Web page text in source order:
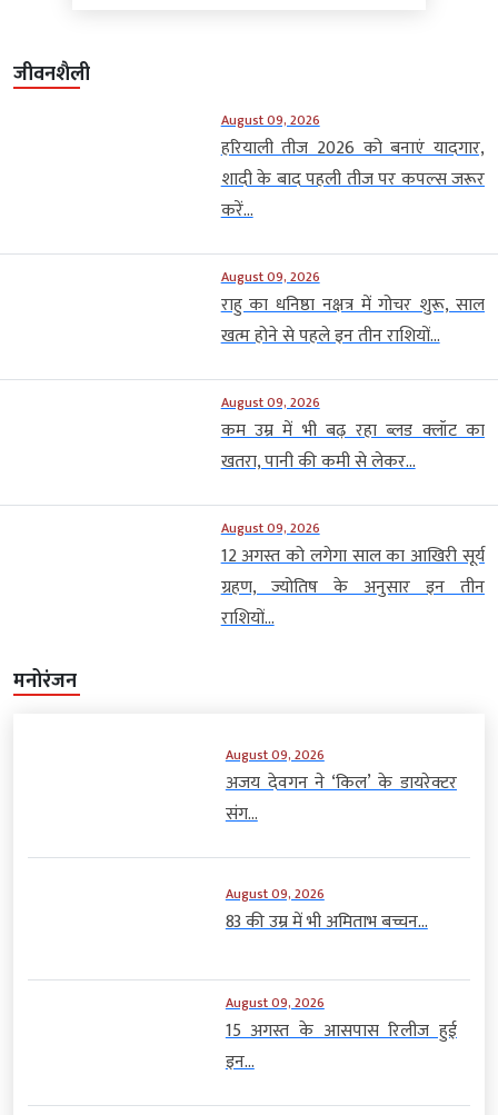
जीवनशैली
August 09, 2026
हरियाली तीज 2026 को बनाएं यादगार,
शादी के बाद पहली तीज पर कपल्स जरूर
करें...
August 09, 2026
राहु का धनिष्ठा नक्षत्र में गोचर शुरू, साल
खत्म होने से पहले इन तीन राशियों...
August 09, 2026
कम उम्र में भी बढ़ रहा ब्लड क्लॉट का
खतरा, पानी की कमी से लेकर...
August 09, 2026
12 अगस्त को लगेगा साल का आखिरी सूर्य
ग्रहण, ज्योतिष के अनुसार इन तीन
राशियों...
मनोरंजन
August 09, 2026
अजय देवगन ने ‘किल’ के डायरेक्टर
संग...
August 09, 2026
83 की उम्र में भी अमिताभ बच्चन...
August 09, 2026
15 अगस्त के आसपास रिलीज हुई
इन...